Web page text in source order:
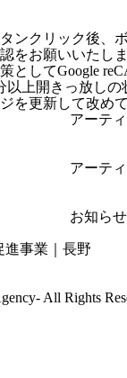
ンクリック後、
をお願いいたしま
としてGoogle
上開きっ放しの
を更新して改め
アーテ
アーテ
お知らせ
All Rights